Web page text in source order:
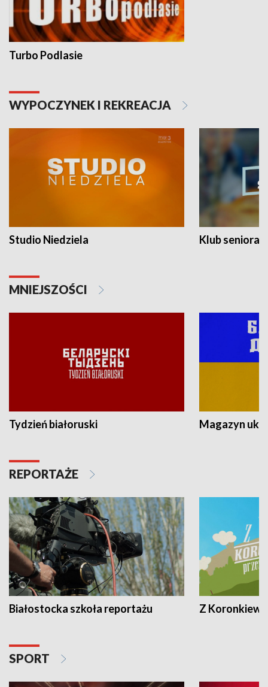
Turbo Podlasie
WYPOCZYNEK I REKREACJA
Studio Niedziela Klub seniora
MNIEJSZOŚCI
Tydzień białoruski Magazyn
REPORTAŻE
Białostocka szkoła reportażu Z
SPORT